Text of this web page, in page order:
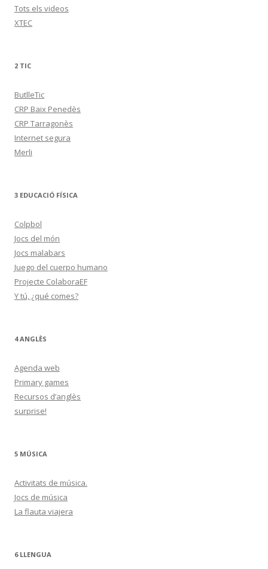
Tots els videos
XTEC
2 TIC
ButlleTic
CRP Baix Penedès
CRP Tarragonès
Internet segura
Merli
3 EDUCACIÓ FÍSICA
Colpbol
Jocs del món
Jocs malabars
Juego del cuerpo humano
Projecte ColaboraEF
Y tú, ¿qué comes?
4 ANGLÈS
Agenda web
Primary games
Recursos d’anglès
surprise!
5 MÚSICA
Activitats de música.
Jocs de música
La flauta viajera
6 LLENGUA